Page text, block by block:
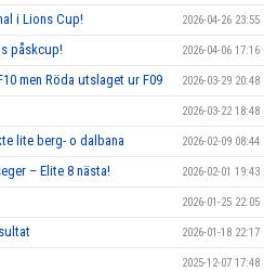
i Lions Cup! 2026-04-26 23:55
påskcup! 2026-04-06 17:16
men Röda utslaget ur F09 2026-03-29 20:48
2026-03-22 18:48
lite berg- o dalbana 2026-02-09 08:44
– Elite 8 nästa! 2026-02-01 19:43
2026-01-25 22:05
2026-01-18 22:17
2025-12-07 17:48